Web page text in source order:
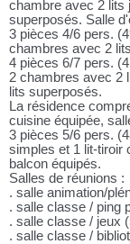
chambre avec 2 lits
superposés. Salle
3 pièces 4/6 pers.
chambres avec 2
4 pièces 6/7 pers.
2 chambres avec 2
lits superposés.
La résidence
cuisine équipée,
3 pièces 5/6 pers.
simples et 1 lit-tiroir
balcon équipés.
Salles de réunions :
. salle animation/
. salle classe / ping
. salle classe / jeux
. salle classe /